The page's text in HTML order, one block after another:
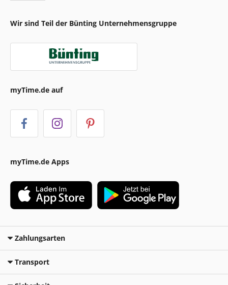
Wir sind Teil der Bünting Unternehmensgruppe
myTime.de auf
myTime.de Apps
Zahlungsarten
Transport